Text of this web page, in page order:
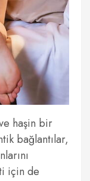
haşin bir
bağlantılar,
için de